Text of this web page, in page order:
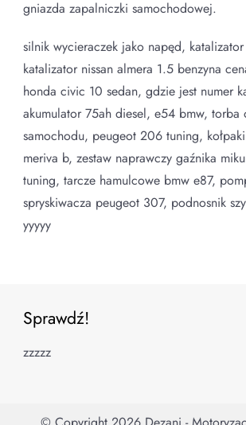
gniazda zapalniczki samochodowej.
silnik wycieraczek jako napęd,
katalizator nissan almera 1.5 benzyna
honda civic 10 sedan, gdzie jest numer
akumulator 75ah diesel, e54 bmw, torba
samochodu, peugeot 206 tuning,
meriva b, zestaw naprawczy gaźnika
tuning, tarcze hamulcowe bmw e87,
spryskiwacza peugeot 307, podnosnik
yyyyy
Sprawdź!
zzzzz